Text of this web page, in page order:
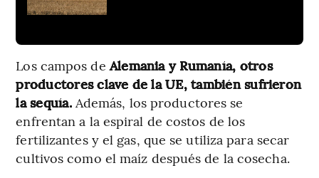
Los campos deAlemania y Rumanía, otros
productores clave de la UE, también sufrieron
la sequía.Además, los productores se
enfrentan a la espiral de costos de los
fertilizantes y el gas, que se utiliza para secar
cultivos como el maíz después de la cosecha.